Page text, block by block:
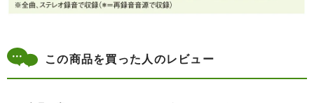
この商品を買った人のレビュー